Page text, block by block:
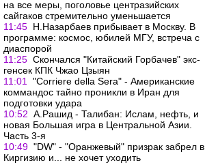
на все меры, поголовье центразийских
сайгаков стремительно уменьшается
11:45 Н.Назарбаев прибывает в Москву. В
программе: космос, юбилей МГУ, встреча с
диаспорой
11:25 Скончался "Китайский Горбачев" экс-
генсек КПК Чжао Цзыян
11:01
"Corriere della Sera" - Американские
коммандос тайно проникли в Иран для
подготовки удара
10:52 А.Рашид - Талибан: Ислам, нефть, и
новая Большая игра в Центральной Азии.
Часть 3-я
10:49 "DW" - "Оранжевый" призрак забрел в
Киргизию и... не хочет уходить